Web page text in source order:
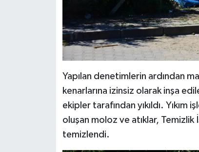
Yapılan denetimlerin ardından
kenarlarına izinsiz olarak inşa
ekipler tarafından yıkıldı.
oluşan moloz ve atıklar, Temizlik
temizlendi.